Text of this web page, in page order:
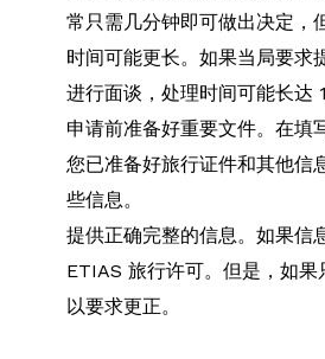
常只需几分钟即可做出决定，
时间可能更长。如果当局要求
进行面谈，处理时间可能长达
申请前准备好重要文件。在填
您已准备好旅行证件和其他信
些信息。
提供正确完整的信息。如果信
ETIAS 旅行许可。但是，如
以要求更正。